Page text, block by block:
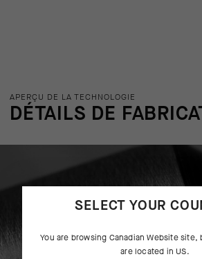
APERÇU DE LA TECHNOLOGIE
DÉTAILS DE
SELECT YOUR
You are browsing Canadian Websitesite,
are located in US.